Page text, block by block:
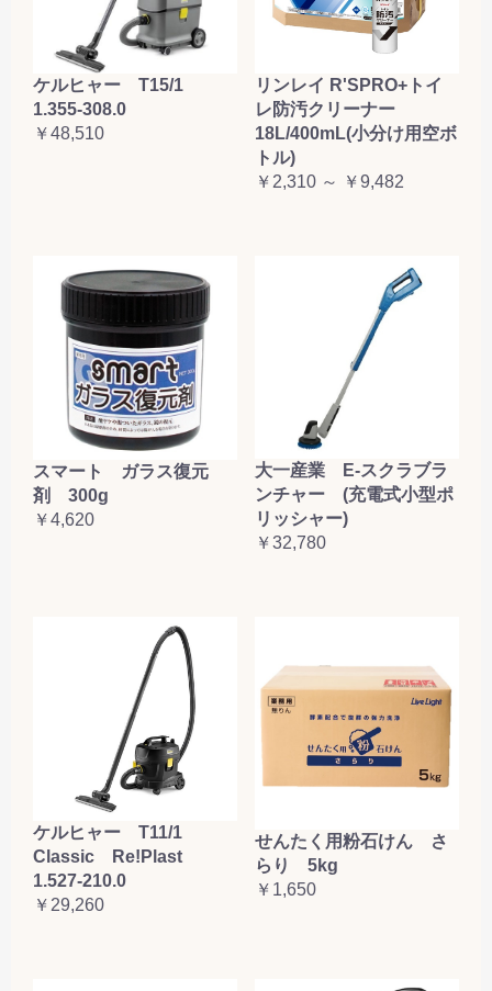
ケルヒャー T15/1
1.355-308.0
￥48,510
リンレイ R'SPRO+トイ
レ防汚クリーナー
18L/400mL(小分け用空ボ
トル)
￥2,310 ～ ￥9,482
スマート ガラス復元
剤 300g
￥4,620
大一産業 E-スクラブラ
ンチャー (充電式小型ポ
リッシャー)
￥32,780
ケルヒャー T11/1
Classic Re!Plast
1.527-210.0
￥29,260
せんたく用粉石けん さ
らり 5kg
￥1,650